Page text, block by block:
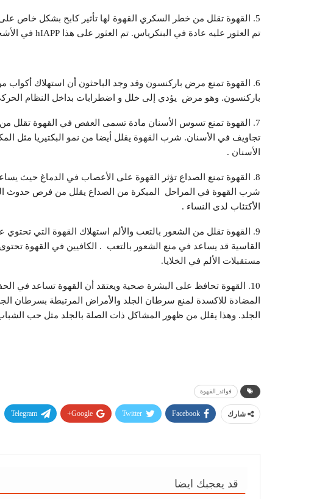
تم العثور عليه عادة في البنكرياس. تم العثور على هذا hIAPP في الأشخاص الذين يعانون من السكري من النوع الثاني.
6. القهوة تمنع مرض باركنسون وقد وجد الباحثون أن استهلاك أكواب
باركنسون. وهو مرض يؤدي إلى خلل و اضطرابات بداخل النظام الحركي
7. القهوة تمنع تسوس الأسنان مادة تسمى العفص في القهوة تقلل
تجاويف في الأسنان. شرب القهوة يقلل أيضا من نمو البكتيريا مثل
الأسنان .
8. القهوة تمنع الصداع تؤثر القهوة على الأعصاب في الدماغ حيث
شرب القهوة في المراحل المبكرة من الصداع يقلل من فرص حدوث
الأكتئاب لدى النساء .
9. القهوة تقلل من الشعور بالتعب والألم استهلاك القهوة التي
القاسية قد يساعد في منع الشعور بالتعب . الكافيين في القهوة
مستقبلات الألم في الخلايا.
10. القهوة تحافظ على البشرة صحية ويعتقد أن القهوة تساعد في
المضادة للاكسدة لمنع سرطان الجلد والأمراض المرتبطة بسرطان
الجلد. وهذا يقلل من ظهور المشاكل ذات الصلة بالجلد مثل حب الشباب
فوائد_القهوة
شارك Facebook
Twitter
Google+
Telegram
قد يعجبك ايضا